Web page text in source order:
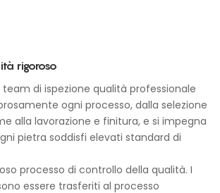
rigoroso
di ispezione qualità professionale
ogni processo, dalla selezione
alla lavorazione e finitura, e si impegna
pietra soddisfi elevati standard di
processo di controllo della qualità. I
essere trasferiti al processo